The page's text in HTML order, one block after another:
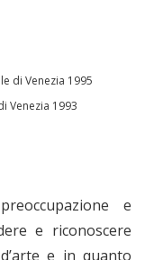
di Venezia 1995
Venezia 1993
e
e riconoscere
e in quanto